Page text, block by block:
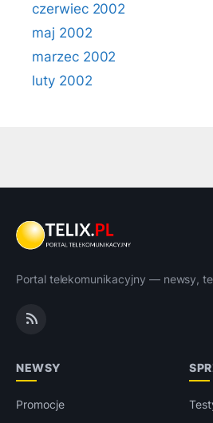
czerwiec 2002
maj 2002
marzec 2002
luty 2002
Portal telekomunikacyjny — newsy,
NEWSY
Promocje